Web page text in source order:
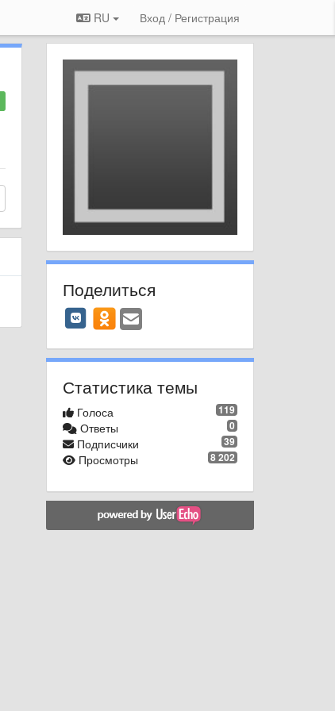
RU Вход / Регистрация
Поделиться
Статистика темы
119
Голоса
0
Ответы
39
Подписчики
8 202
Просмотры